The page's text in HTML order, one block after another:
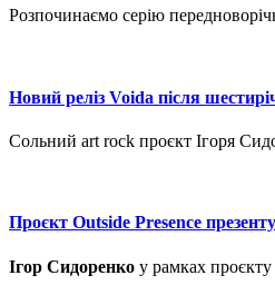
Розпочинаємо серію
Новий реліз Voida після
Сольний art rock проєкт Ігоря
Проєкт Outside Presence
Ігор Сидоренко у рамках проєкту